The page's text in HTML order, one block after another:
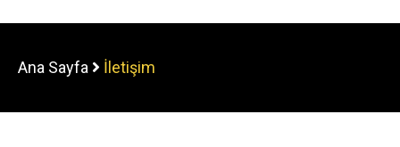
Ana Sayfa İletişim